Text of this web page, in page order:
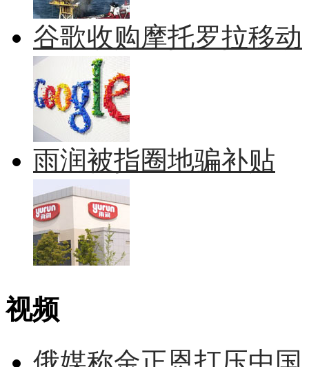
谷歌收购摩托罗拉移动
雨润被指圈地骗补贴
视频